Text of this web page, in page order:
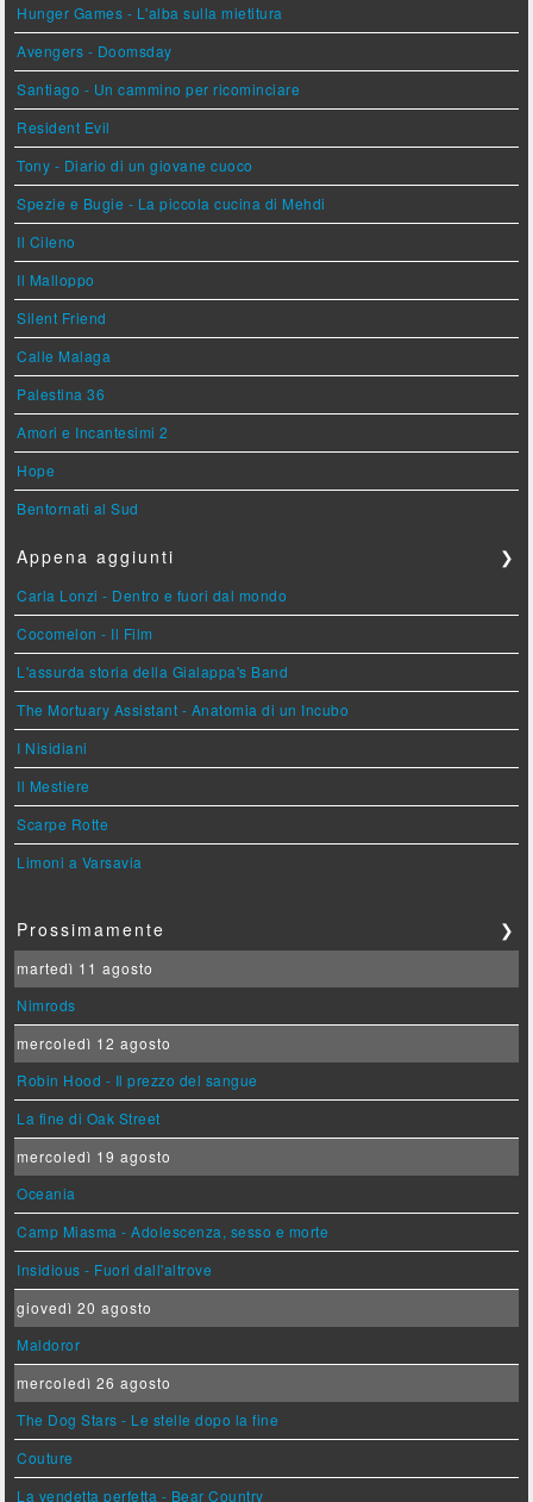
Hunger Games - L'alba sulla mietitura
Avengers - Doomsday
Santiago - Un cammino per ricominciare
Resident Evil
Tony - Diario di un giovane cuoco
Spezie e Bugie - La piccola cucina di Mehdi
Il Cileno
Il Malloppo
Silent Friend
Calle Malaga
Palestina 36
Amori e Incantesimi 2
Hope
Bentornati al Sud
Appena aggiunti ❯
Carla Lonzi - Dentro e fuori dal mondo
Cocomelon - Il Film
L'assurda storia della Gialappa's Band
The Mortuary Assistant - Anatomia di un Incubo
I Nisidiani
Il Mestiere
Scarpe Rotte
Limoni a Varsavia
Prossimamente ❯
martedì 11 agosto
Nimrods
mercoledì 12 agosto
Robin Hood - Il prezzo del sangue
La fine di Oak Street
mercoledì 19 agosto
Oceania
Camp Miasma - Adolescenza, sesso e morte
Insidious - Fuori dall'altrove
giovedì 20 agosto
Maldoror
mercoledì 26 agosto
The Dog Stars - Le stelle dopo la fine
Couture
La vendetta perfetta - Bear Country